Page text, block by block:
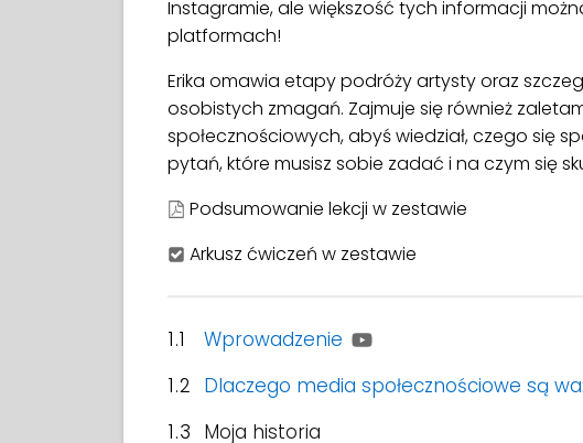
Instagramie, ale większość tych informacji
platformach!
Erika omawia etapy podróży artysty oraz
osobistych zmagań. Zajmuje się również
społecznościowych, abyś wiedział, czego się
pytań, które musisz sobie zadać i na czym się
Podsumowanie lekcji w zestawie
Arkusz ćwiczeń w zestawie
1.1 Wprowadzenie
1.2 Dlaczego media społecznościowe są
1.3 Moja historia